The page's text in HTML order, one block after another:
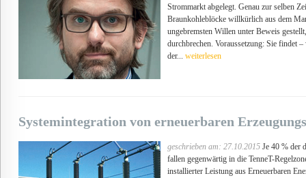
Strommarkt abgelegt. Genau zur selben
Braunkohleblöcke willkürlich aus dem
ungebremsten Willen unter Beweis
durchbrechen. Voraussetzung: Sie findet
der... weiterlesen
Systemintegration von erneuerbaren
geschrieben am: 27.10.2015Je 40 % der
fallen gegenwärtig in die TenneT-
installierter Leistung aus Erneuerbaren